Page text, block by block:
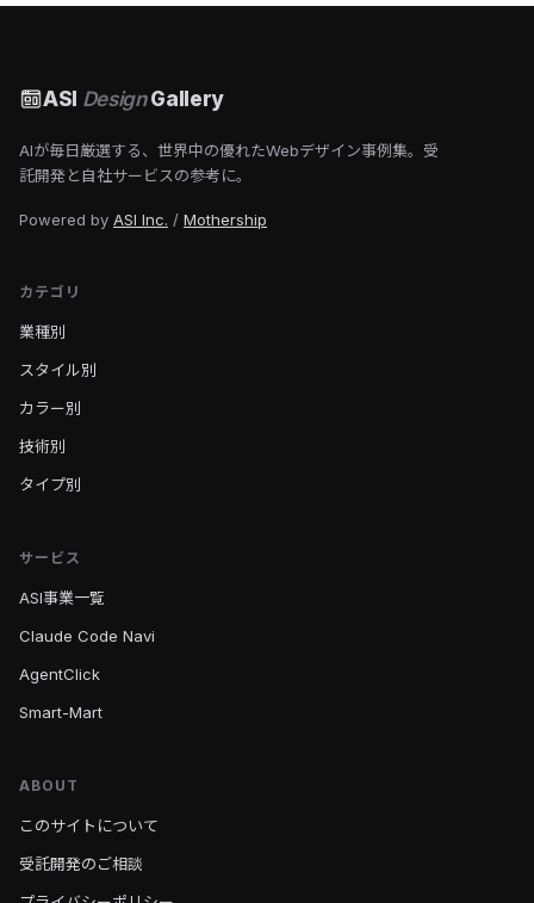
ASI DesignGallery
AIが毎日厳選する、世界中の優れたWebデザイン事例集。受
託開発と自社サービスの参考に。
Powered by ASI Inc. / Mothership
カテゴリ
業種別
スタイル別
カラー別
技術別
タイプ別
サービス
ASI事業一覧
Claude Code Navi
AgentClick
Smart-Mart
ABOUT
このサイトについて
受託開発のご相談